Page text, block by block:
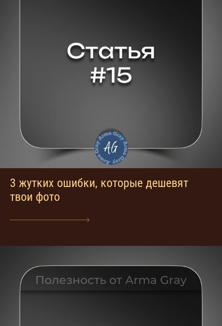
3 жутких ошибки, которые дешевят
твои фото